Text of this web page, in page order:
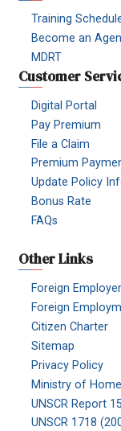
Training
Become an
MDRT
Customer
Digital Portal
Pay Premium
File a Claim
Premium
Update Policy
Bonus Rate
FAQs
Other Links
Foreign
Foreign
Citizen Charter
Sitemap
Privacy Policy
Ministry of
UNSCR Report
UNSCR 1718